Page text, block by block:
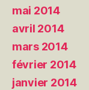
mai 2014
avril 2014
mars 2014
février 2014
janvier 2014